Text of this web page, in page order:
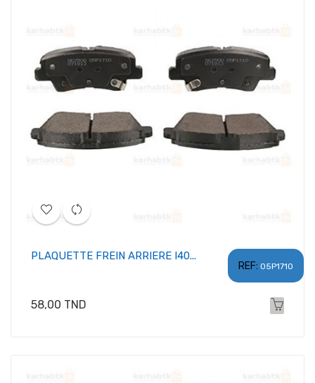
REF: 05P1710
PLAQUETTE FREIN ARRIERE I40...
Prix
58,00 TND